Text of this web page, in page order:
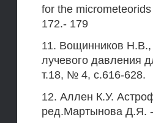
for the
172.- 179
11. Вощинников Н.В.,
лучевого давления
т.18, № 4, с.616-628.
12. Аллен К.У.
ред.Мартынова Д.Я.